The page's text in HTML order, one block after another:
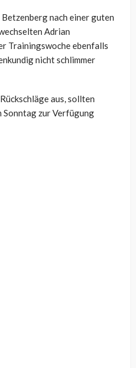
nach einer guten
Adrian
Trainingswoche ebenfalls
nicht schlimmer
aus, sollten
Sonntag zur Verfügung